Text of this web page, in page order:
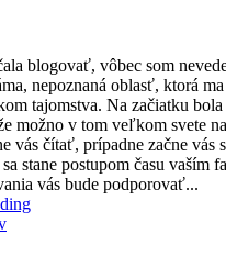
blogovať, vôbec som
nepoznaná oblasť, ktorá
tajomstva. Na začiatku
možno v tom veľkom svete
vás čítať, prípadne začne vás
stane postupom času vaším
vás bude podporovať...